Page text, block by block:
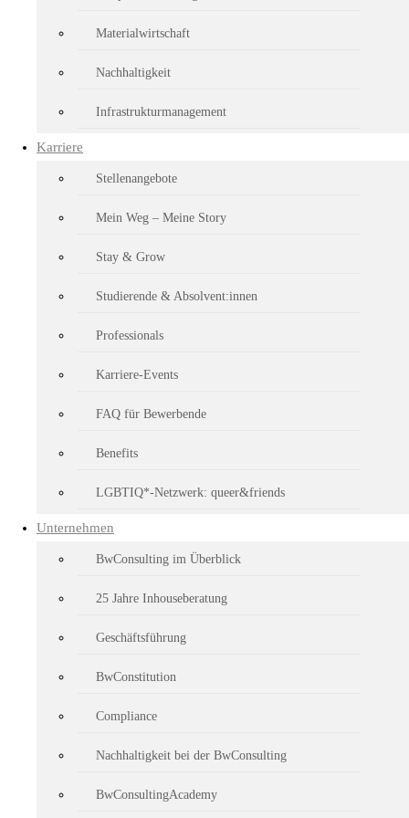
Materialwirtschaft
Nachhaltigkeit
Infrastrukturmanagement
Karriere
Stellenangebote
Mein Weg – Meine Story
Stay & Grow
Studierende & Absolvent:innen
Professionals
Karriere-Events
FAQ für Bewerbende
Benefits
LGBTIQ*-Netzwerk: queer&friends
Unternehmen
BwConsulting im Überblick
25 Jahre Inhouseberatung
Geschäftsführung
BwConstitution
Compliance
Nachhaltigkeit bei der BwConsulting
BwConsultingAcademy
Der große Beifall nach seiner Präsentation hatte zuvor
wurden, darf als zusätzlicher Erfolg gewertet werden.
Eine gelungene Premiere hatte auch schon Julia vor wenigen
Dass dieser Wissenstransfer auch positiv wirkt auf die
Organisation von hoher Bedeutung sind.
Kuratoren des Formats „Beyond Business“ aktuell neue Themen
Impressum
Datenschutz